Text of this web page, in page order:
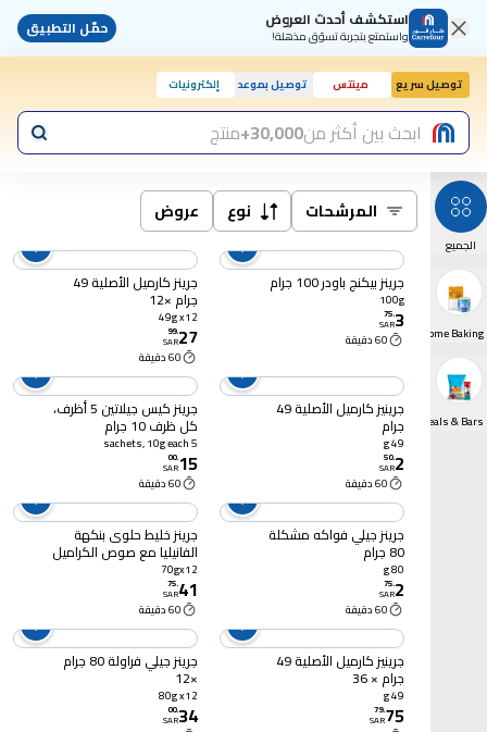
استكشف أحدث العروض
واستمتع بتجربة تسوّق مذهلة! حمّل التطبيق
توصيل سريع مينتس توصيل بموعد إلكترونيات
ابحث بين أكثر من30,000+ منتج
الجميع
Sugar & Home Baking
Breakfast Cereals & Bars
المرشحات نوع عروض
جرينز بيكنج باودر 100 جرام
100g
3
.
75
SAR
60 دقيقة
جرينز كارميل الأصلية 49
جرام ×12
49g x12
27
.
99
SAR
60 دقيقة
جرينيز كارميل الأصلية 49
جرام
49 g
2
.
50
SAR
60 دقيقة
جرينز كيس جيلاتين 5 أظرف،
كل ظرف 10 جرام
5 sachets, 10g each
15
.
00
SAR
60 دقيقة
جرينز جيلي فواكه مشكلة
80 جرام
80 g
2
.
75
SAR
60 دقيقة
جرينز خليط حلوى بنكهة
الفانيليا مع صوص الكراميل
70 جرام × 12
70gx12
41
.
75
SAR
60 دقيقة
جرينيز كارميل الأصلية 49
جرام × 36
49 g
75
.
79
SAR
جرينز جيلي فراولة 80 جرام
×12
80g x12
34
.
00
SAR